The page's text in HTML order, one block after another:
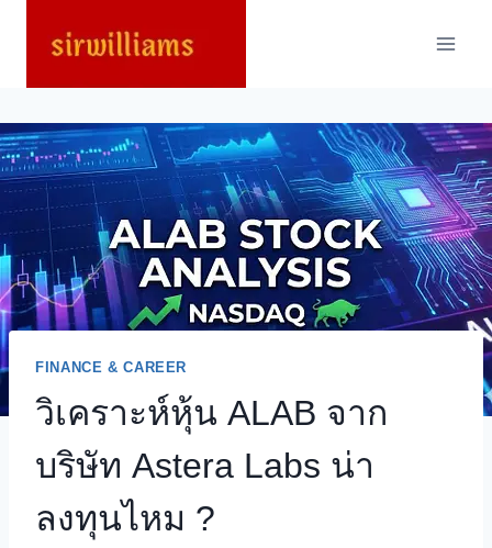
FINANCE & CAREER
วิเคราะห์หุ้น ALAB จาก
บริษัท Astera Labs น่า
ลงทุนไหม ?